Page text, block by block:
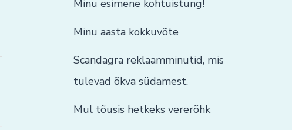
Minu esimene kohtuistung!
Minu aasta kokkuvõte
Scandagra reklaamminutid, mis
tulevad õkva südamest.
Mul tõusis hetkeks vererõhk